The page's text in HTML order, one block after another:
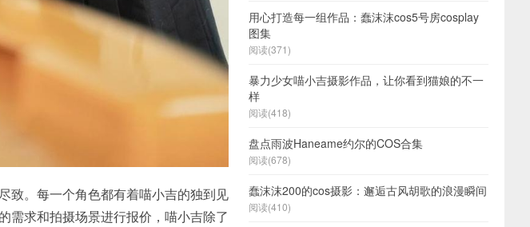
致。每一个角色都有着喵小吉的独到见
需求和拍摄场景进行报价，喵小吉除了
用心打造每一组作品：蠢沫沫cos5号房cosplay
图集
阅读(371)
暴力少女喵小吉摄影作品，让你看到猫娘的不一
样
阅读(418)
盘点雨波Haneame约尔的COS合集
阅读(678)
蠢沫沫200的cos摄影：邂逅古风胡歌的浪漫瞬间
阅读(410)